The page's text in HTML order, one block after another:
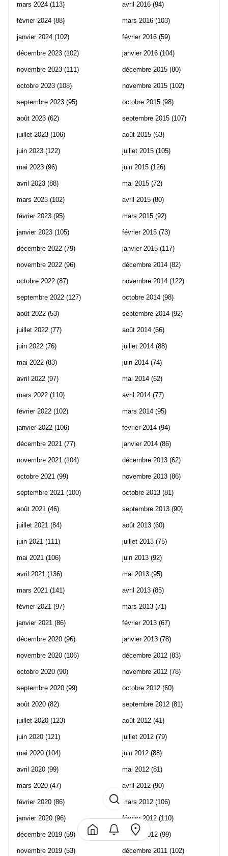
mars 2024 (113)
février 2024 (88)
janvier 2024 (102)
décembre 2023 (102)
novembre 2023 (111)
octobre 2023 (108)
septembre 2023 (95)
août 2023 (62)
juillet 2023 (106)
juin 2023 (122)
mai 2023 (96)
avril 2023 (88)
mars 2023 (102)
février 2023 (95)
janvier 2023 (105)
décembre 2022 (79)
novembre 2022 (96)
octobre 2022 (87)
septembre 2022 (127)
août 2022 (53)
juillet 2022 (77)
juin 2022 (76)
mai 2022 (83)
avril 2022 (97)
mars 2022 (110)
février 2022 (102)
janvier 2022 (106)
décembre 2021 (77)
novembre 2021 (104)
octobre 2021 (99)
septembre 2021 (100)
août 2021 (46)
juillet 2021 (84)
juin 2021 (111)
mai 2021 (106)
avril 2021 (136)
mars 2021 (141)
février 2021 (97)
janvier 2021 (86)
décembre 2020 (96)
novembre 2020 (106)
octobre 2020 (90)
septembre 2020 (99)
août 2020 (82)
juillet 2020 (123)
juin 2020 (121)
mai 2020 (104)
avril 2020 (99)
mars 2020 (47)
février 2020 (86)
janvier 2020 (96)
décembre 2019 (59)
novembre 2019 (53)
avril 2016 (94)
mars 2016 (103)
février 2016 (59)
janvier 2016 (104)
décembre 2015 (80)
novembre 2015 (102)
octobre 2015 (98)
septembre 2015 (107)
août 2015 (63)
juillet 2015 (105)
juin 2015 (126)
mai 2015 (72)
avril 2015 (80)
mars 2015 (92)
février 2015 (73)
janvier 2015 (117)
décembre 2014 (82)
novembre 2014 (122)
octobre 2014 (98)
septembre 2014 (92)
août 2014 (66)
juillet 2014 (88)
juin 2014 (74)
mai 2014 (62)
avril 2014 (77)
mars 2014 (95)
février 2014 (94)
janvier 2014 (86)
décembre 2013 (62)
novembre 2013 (86)
octobre 2013 (81)
septembre 2013 (90)
août 2013 (60)
juillet 2013 (75)
juin 2013 (92)
mai 2013 (95)
avril 2013 (85)
mars 2013 (71)
février 2013 (67)
janvier 2013 (78)
décembre 2012 (83)
novembre 2012 (78)
octobre 2012 (60)
septembre 2012 (81)
août 2012 (41)
juillet 2012 (79)
juin 2012 (88)
mai 2012 (81)
avril 2012 (90)
mars 2012 (106)
février 2012 (110)
janvier 2012 (99)
décembre 2011 (102)